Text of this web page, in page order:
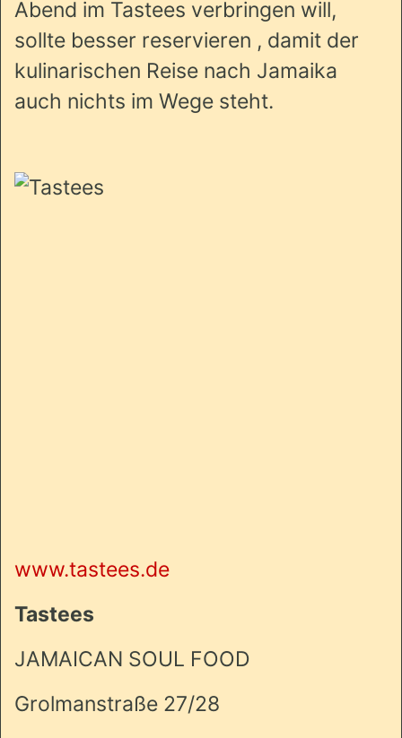
Abend im Tastees verbringen will,
sollte besser reservieren , damit der
kulinarischen Reise nach Jamaika
auch nichts im Wege steht.
www.tastees.de
Tastees
JAMAICAN SOUL FOOD
Grolmanstraße 27/28